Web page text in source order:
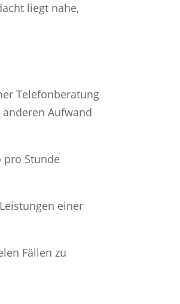
liegt nahe,
Telefonberatung
Aufwand
pro Stunde
einer
Fällen zu